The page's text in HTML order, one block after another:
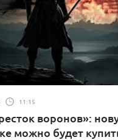
11:15
воронов»:
можно будет